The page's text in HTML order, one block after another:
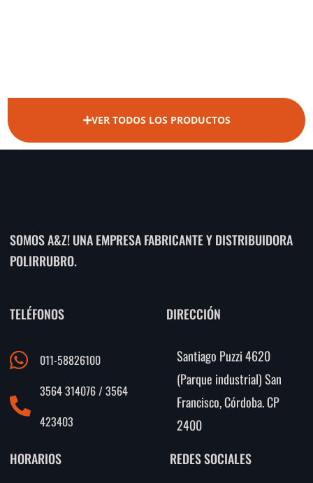
VER TODOS LOS PRODUCTOS
SOMOS A&Z! UNA EMPRESA FABRICANTE Y DISTRIBUIDORA
POLIRRUBRO.
TELÉFONOS
011-58826100
3564 314076 / 3564
423403
DIRECCIÓN
Santiago Puzzi 4620
(Parque industrial) San
Francisco, Córdoba. CP
2400
HORARIOS
REDES SOCIALES